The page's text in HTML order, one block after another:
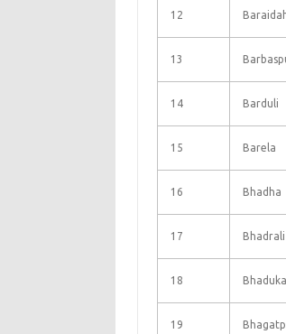
12
13
14 Barduli
15 Barela
16 Bhadha
17 Bhadrali
18
19